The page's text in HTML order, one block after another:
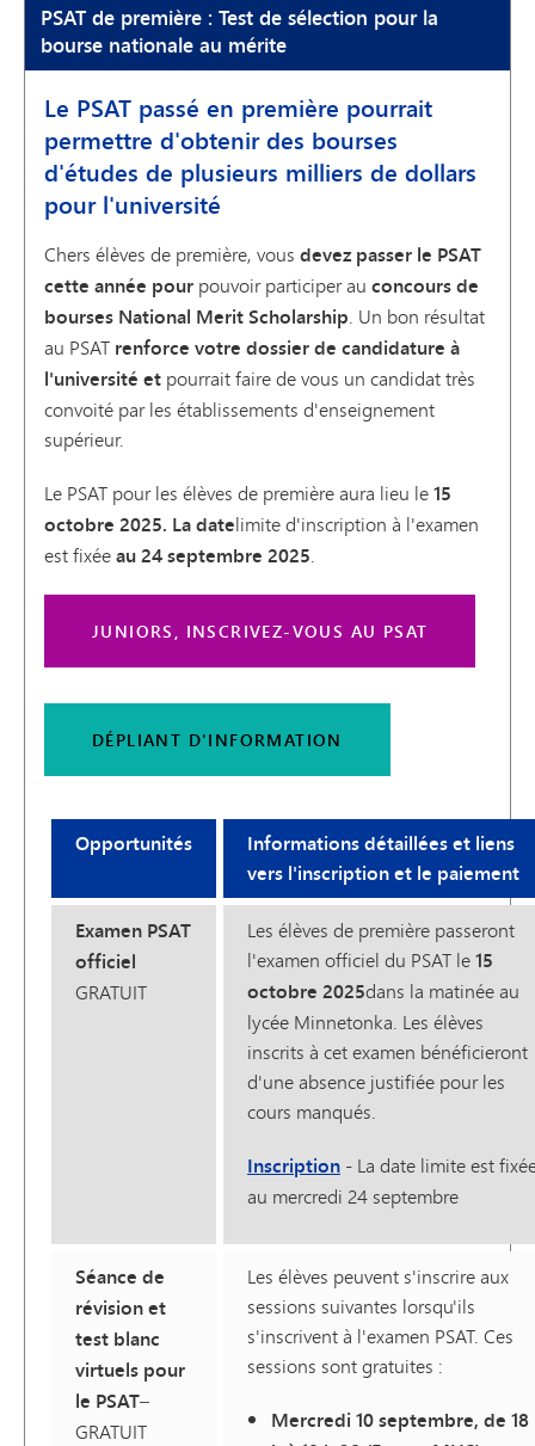
PSAT de première : Test de sélection pour la
bourse nationale au mérite
Le PSAT passé en première pourrait
permettre d'obtenir des bourses
d'études de plusieurs milliers de dollars
pour l'université
Chers élèves de première, vous devez passer le PSAT
cette année pour pouvoir participer au concours de
bourses National Merit Scholarship. Un bon résultat
au PSAT renforce votre dossier de candidature à
l'université et pourrait faire de vous un candidat très
convoité par les établissements d'enseignement
supérieur.
Le PSAT pour les élèves de première aura lieu le15
octobre 2025. La datelimite d'inscription à l'examen
est fixéeau 24 septembre 2025.
JUNIORS, INSCRIVEZ-VOUS AU PSAT
DÉPLIANT D'INFORMATION
Opportunités
Informations détaillées et liens
vers l'inscription et le paiement
Examen PSAT
officiel
GRATUIT
Les élèves de première passeront
l'examen officiel du PSAT le15
octobre 2025dans la matinée au
lycée Minnetonka. Les élèves
inscrits à cet examen bénéficieront
d'une absence justifiée pour les
cours manqués.
Inscription - La date limite est
au mercredi 24 septembre
Séance de
révision et
test blanc
virtuels pour
le PSAT–
GRATUIT
Les élèves peuvent s'inscrire aux
sessions suivantes lorsqu'ils
s'inscrivent à l'examen PSAT. Ces
sessions sont gratuites :
Mercredi 10 septembre, de 18